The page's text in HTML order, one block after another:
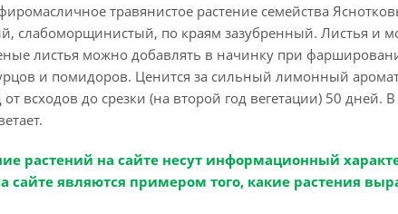
травянистое растение семейства
слабоморщинистый, по краям зазубренный. Листья и
листья можно добавлять в начинку при
и помидоров. Ценится за сильный лимонный
всходов до срезки (на второй год вегетации) 50 дней.
растений на сайте несут информационный
сайте являются примером того, какие растения